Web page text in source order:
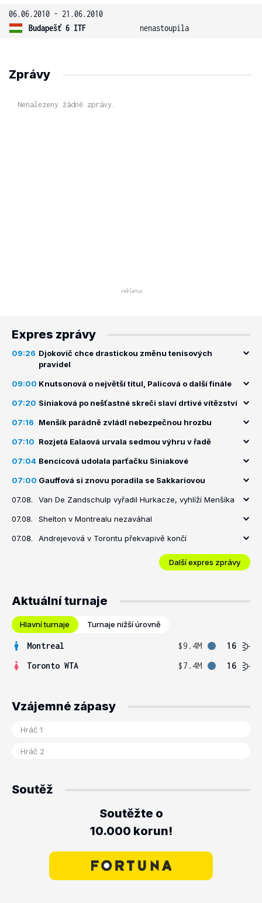
06.06.2010 - 21.06.2010
Budapešť 6 ITF
nenastoupila
Zprávy
Nenalezeny žádné zprávy.
Expres zprávy
09:26 Djokovič chce drastickou změnu tenisových
pravidel
09:00 Knutsonová o největší titul, Palicová o další finále
07:20 Siniaková po nešťastné skreči slaví drtivé vítězství
07:16 Menšík parádně zvládl nebezpečnou hrozbu
07:10 Rozjetá Ealaová urvala sedmou výhru v řadě
07:04 Bencicová udolala parťačku Siniakové
07:00 Gauffová si znovu poradila se Sakkariovou
07.08. Van De Zandschulp vyřadil Hurkacze, vyhlíží Menšíka
07.08. Shelton v Montrealu nezaváhal
07.08. Andrejevová v Torontu překvapivě končí
Další expres zprávy
Aktuální turnaje
Hlavní turnaje Turnaje nižší úrovně
Montreal $9.4M
16
Toronto WTA
$7.4M 16
Vzájemné zápasy
Soutěž
Soutěžte o
10.000 korun!